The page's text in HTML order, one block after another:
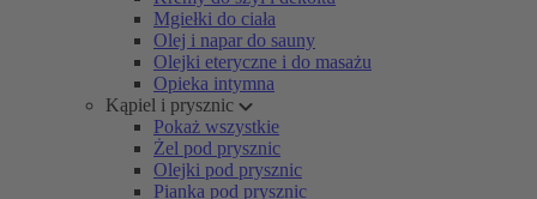
Mgiełki do ciała
Olej i napar do sauny
Olejki eteryczne i do masażu
Opieka intymna
Kąpiel i prysznic
Pokaż wszystkie
Żel pod prysznic
Olejki pod prysznic
Pianka pod prysznic